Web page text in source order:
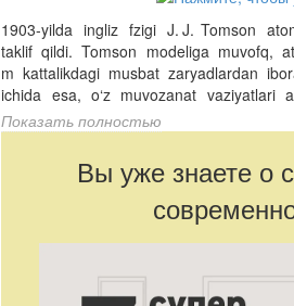
1903-yilda ingliz fzigi J. J. Tomson
taklif qildi. Tomson modeliga muvofq,
m kattalikdagi musbat zaryadlardan
ichida esa, o‘z muvozanat vaziyatlari
zaryadlar (elektronlar) mavjud bo‘lib
mayiz singari joylashgan deyish
o‘zaro teng.
Показать полностью
Вы уже знаете о